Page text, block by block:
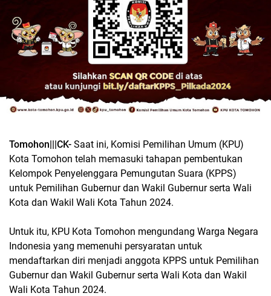
Tomohon|||CK- Saat ini, Komisi Pemilihan Umum (KPU)
Kota Tomohon telah memasuki tahapan pembentukan
Kelompok Penyelenggara Pemungutan Suara (KPPS)
untuk Pemilihan Gubernur dan Wakil Gubernur serta Wali
Kota dan Wakil Wali Kota Tahun 2024.
Untuk itu, KPU Kota Tomohon mengundang Warga Negara
Indonesia yang memenuhi persyaratan untuk
mendaftarkan diri menjadi anggota KPPS untuk Pemilihan
Gubernur dan Wakil Gubernur serta Wali Kota dan Wakil
Wali Kota Tahun 2024.